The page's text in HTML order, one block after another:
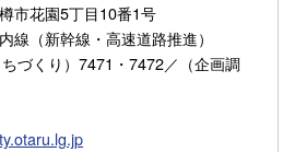
市花園5丁目10番1号
（新幹線・高速道路推進）
づくり）7471・7472／（企画調